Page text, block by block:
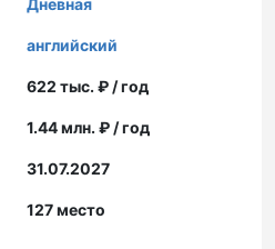
Дневная
английский
622 тыс. ₽ / год
1.44 млн. ₽ / год
31.07.2027
127 место